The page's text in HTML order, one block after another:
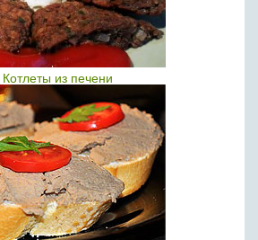
Котлеты из печени